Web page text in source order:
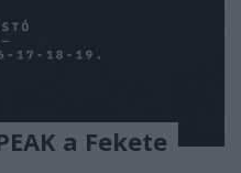
a Fekete